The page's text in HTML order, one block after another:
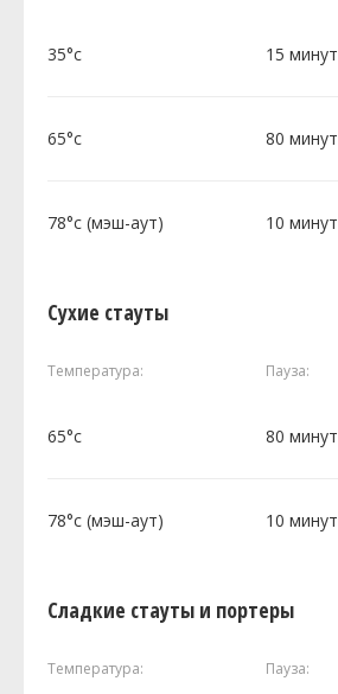
35°c 15 минут
65°c 80 минут
78°c (мэш-аут) 10 минут
Сухие стауты
Температура: Пауза:
65°c 80 минут
78°c (мэш-аут) 10 минут
Сладкие стауты и портеры
Температура: Пауза: